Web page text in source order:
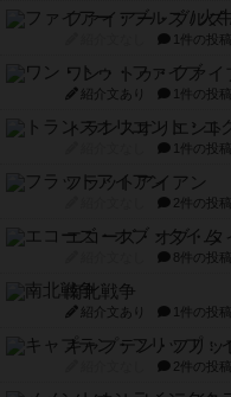
ファイアー・ブルズ
1件の投稿
ワン・トゥ・ファイ
紹介文あり 1件の投稿
トランスオリエント
1件の投稿
フラットアイアン
2件の投稿
エコーズ・オブ・タ
8件の投稿
南北戦争
紹介文あり 1件の投稿
キャプテン・フリ
2件の投稿